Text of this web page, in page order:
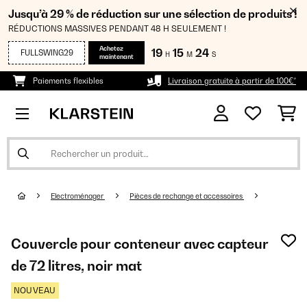
Jusqu’à 29 % de réduction sur une sélection de produits !
RÉDUCTIONS MASSIVES PENDANT 48 H SEULEMENT !
FULLSWING29
Achetez
maintenant
19 H 15 M 24 S
Paiements flexibles Livraison gratuite à partir de 100€*
Electroménager Pièces de rechange et accessoires
Couvercle pour conteneur avec capteur
de 72 litres, noir mat
NOUVEAU